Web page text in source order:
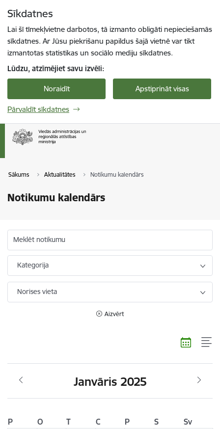
Sīkdatnes
Lai šī tīmekļvietne darbotos, tā izmanto obligāti nepieciešamās
sīkdatnes. Ar Jūsu piekrišanu papildus šajā vietnē var tikt
izmantotas statistikas un sociālo mediju sīkdatnes.
Lūdzu, atzīmējiet savu izvēli:
Noraidīt Apstiprināt visas
Pārvaldīt sīkdatnes
Sākums Aktualitātes Notikumu kalendārs
Notikumu kalendārs
Meklēt notikumu
Kategorija
Norises vieta
Aizvērt
Janvāris 2025
P O T C P S
Sv